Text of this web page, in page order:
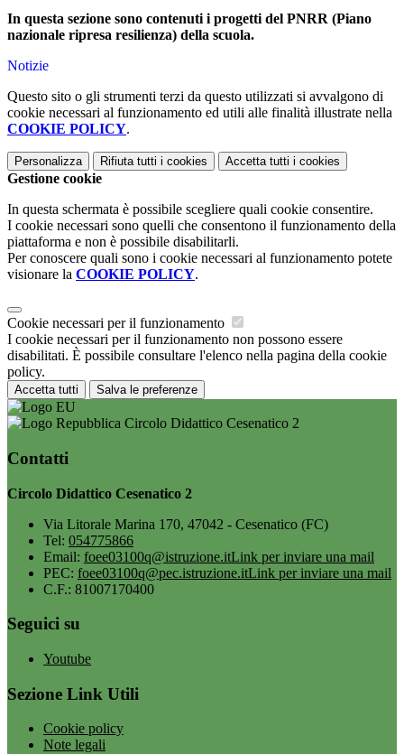
In questa sezione sono contenuti i progetti del PNRR (Piano
nazionale ripresa resilienza) della scuola.
Notizie
Questo sito o gli strumenti terzi da questo utilizzati si avvalgono di
cookie necessari al funzionamento ed utili alle finalità illustrate nella
COOKIE POLICY.
Personalizza Rifiuta tutti i cookies Accetta tutti i cookies
Gestione cookie
In questa schermata è possibile scegliere quali cookie consentire.
I cookie necessari sono quelli che consentono il funzionamento della
piattaforma e non è possibile disabilitarli.
Per conoscere quali sono i cookie necessari al funzionamento potete
visionare la COOKIE POLICY.
Cookie necessari per il funzionamento
I cookie necessari per il funzionamento non possono essere
disabilitati. È possibile consultare l'elenco nella pagina della cookie
policy.
Accetta tutti Salva le preferenze
Circolo Didattico Cesenatico 2
Contatti
Circolo Didattico Cesenatico 2
Via Litorale Marina 170, 47042 - Cesenatico (FC)
Tel: 054775866
Email: foee03100q@istruzione.itLink per inviare una mail
PEC: foee03100q@pec.istruzione.itLink per inviare una mail
C.F.: 81007170400
Seguici su
Youtube
Sezione Link Utili
Cookie policy
Note legali